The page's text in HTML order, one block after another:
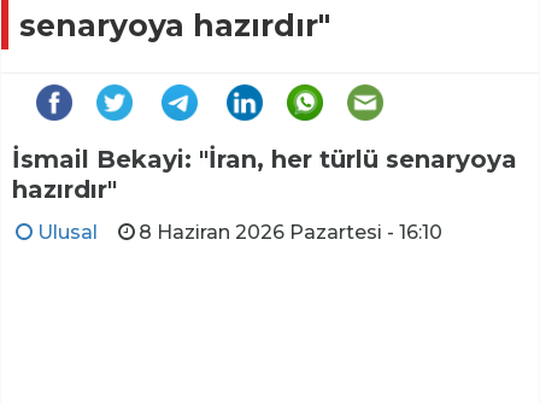
senaryoya hazırdır"
İsmail Bekayi: "İran, her türlü senaryoya
hazırdır"
Ulusal 8 Haziran 2026 Pazartesi - 16:10